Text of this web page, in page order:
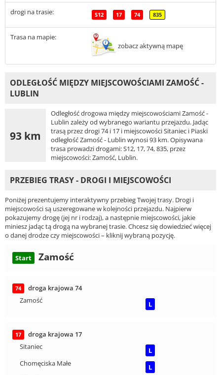
drogi na trasie: S12 17 74 835
Trasa na mapie:
zobacz aktywną mapę
ODLEGŁOŚĆ MIĘDZY MIEJSCOWOŚCIAMI ZAMOŚĆ -
LUBLIN
93 km
Odległość drogowa między miejscowościami Zamość -
Lublin zależy od wybranego wariantu przejazdu. Jadąc
trasą przez drogi 74 i 17 i miejscowości Sitaniec i Piaski
odległość Zamość - Lublin wynosi 93 km. Opisywana
trasa prowadzi drogami: S12, 17, 74, 835, przez
miejscowości: Zamość, Lublin.
PRZEBIEG TRASY - DROGI I MIEJSCOWOŚCI
Poniżej prezentujemy interaktywny przebieg Twojej trasy. Drogi i
miejscowości są uszeregowane w kolejności przejazdu. Najpierw
pokazujemy drogę (jej nr i rodzaj), a następnie miejscowości, jakie
miniesz jadąc tą drogą na wybranej trasie. Chcesz się dowiedzieć więcej
o danej drodze czy miejscowości – kliknij wybraną pozycję.
Start Zamość
74
droga krajowa 74
Zamość
L
17
droga krajowa 17
Sitaniec
L
Chomęciska Małe
L